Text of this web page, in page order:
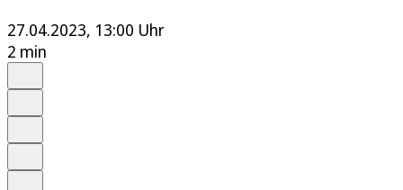
27.04.2023, 13:00 Uhr
2 min